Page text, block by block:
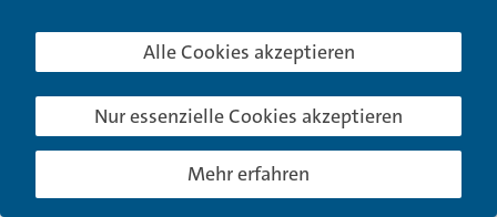
In: Nassauische Annalen 2012, Band 123,
Jahrbuch des Vereins für Nassauische
Christina Vanja (603-633 S.), Wiesbaden:
Verlag des Vereins für Nassauische
Altertumskunde und Geschichtsforschung
Mehr erfahren
Nur essenzielle Cookies akzeptieren
Alle Cookies akzeptieren